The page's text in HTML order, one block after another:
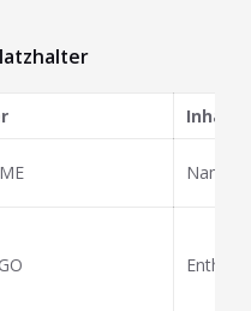
Inhalt
Name
Enthält